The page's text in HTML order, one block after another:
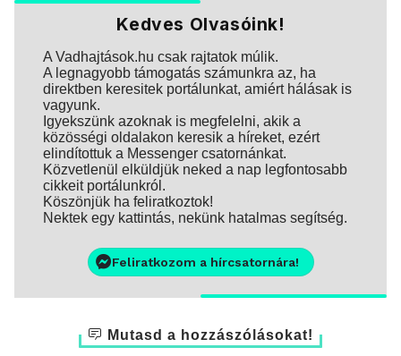
Kedves Olvasóink!
A Vadhajtások.hu csak rajtatok múlik.
A legnagyobb támogatás számunkra az, ha
direktben keresitek portálunkat, amiért hálásak is
vagyunk.
Igyekszünk azoknak is megfelelni, akik a
közösségi oldalakon keresik a híreket, ezért
elindítottuk a Messenger csatornánkat.
Közvetlenül elküldjük neked a nap legfontosabb
cikkeit portálunkról.
Köszönjük ha feliratkoztok!
Nektek egy kattintás, nekünk hatalmas segítség.
Feliratkozom a hírcsatornára!
Mutasd a hozzászólásokat!